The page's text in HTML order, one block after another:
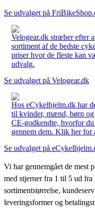
Se udvalget på
Velogear.dk stræber efter
sortiment af de bedste
priser hvor de fleste kan
udvalg.
Se udvalget på Velogear.dk
Hos eCykelhjelm.dk har
til kvinder, mænd, børn
CE-godkendte, hvorfor
gennem dem. Klik her for
Se udvalget på
Vi har gennemgået de mest
med stjerner fra 1 til 5 ud fra
sortimentstørrelse,
leveringsformer og